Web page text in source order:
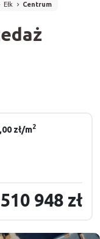
Ełk Centrum
zł/m2
510 948 zł